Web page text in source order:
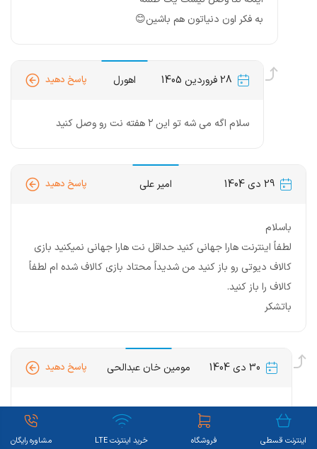
به فکر اون دنیاتون هم باشین😊
28 فروردین 1405 اهورل پاسخ دهید
سلام اگه می شه تو این ۲ هفته نت رو وصل کنید
29 دی 1404 امیر علی پاسخ دهید
باسلام
لطفاً اینترنت هارا جهانی کنید حداقل نت هارا جهانی نمیکنید بازی
کالاف دیوتی رو باز کنید من شدیداً محتاد بازی کالاف شده ام لطفاً
کالاف را باز کنید.
باتشکر
30 دی 1404 مومین خان عبدالحی پاسخ دهید
دسترسی به اینترنت جهانی
اینترنت قسطی فروشگاه خرید اینترنت LTE مشاوره رایگان